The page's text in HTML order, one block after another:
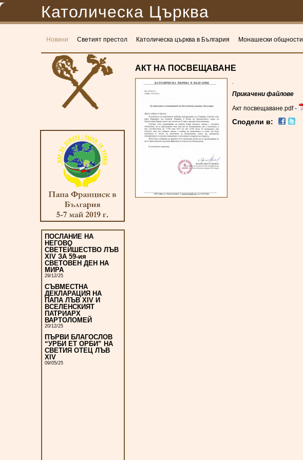
Католическа Църква
Новини Светият престол Католическа църква в България Монашески общности
ПОСЛАНИЕ НА
НЕГОВО
СВЕТЕЙШЕСТВО ЛЪВ
XIV ЗА 59-ия
СВЕТОВЕН ДЕН НА
МИРА
29/12/25
СЪВМЕСТНА
ДЕКЛАРАЦИЯ НА
ПАПА ЛЪВ XIV И
ВСЕЛЕНСКИЯТ
ПАТРИАРХ
ВАРТОЛОМЕЙ
20/12/25
ПЪРВИ БЛАГОСЛОВ
“УРБИ ЕТ ОРБИ” НА
СВЕТИЯ ОТЕЦ ЛЪВ
XIV
09/05/25
АКТ НА ПОСВЕЩАВАНЕ
Прикачени файлове
Акт посвещаване.pdf -
Сподели в: